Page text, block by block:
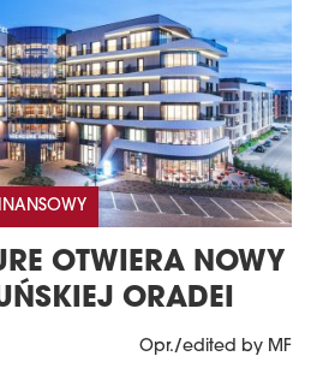
OTWIERA NOWY
ORADEI
Opr./edited by MF